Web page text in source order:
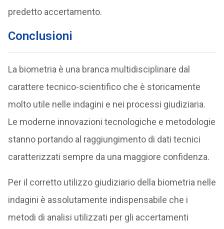
predetto accertamento.
Conclusioni
La biometria è una branca multidisciplinare dal
carattere tecnico-scientifico che è storicamente
molto utile nelle indagini e nei processi giudiziaria.
Le moderne innovazioni tecnologiche e metodologie
stanno portando al raggiungimento di dati tecnici
caratterizzati sempre da una maggiore confidenza.
Per il corretto utilizzo giudiziario della biometria nelle
indagini è assolutamente indispensabile che i
metodi di analisi utilizzati per gli accertamenti